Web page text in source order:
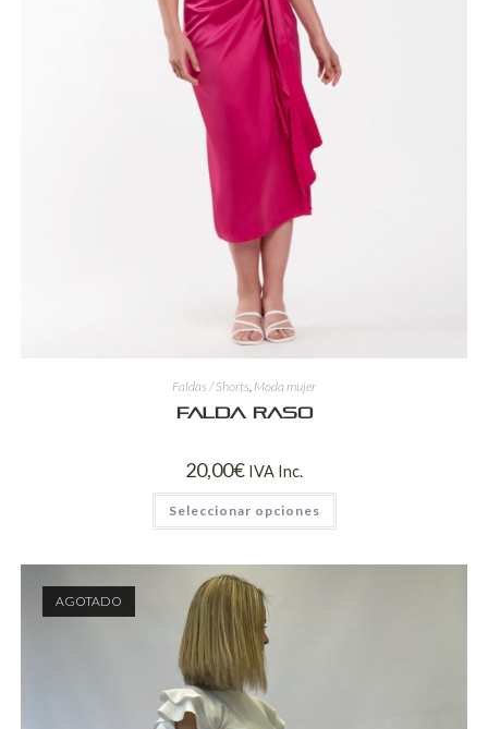
Faldas / Shorts Moda mujer
Falda Raso
20,00€ IVA Inc.
Seleccionar opciones
AGOTADO